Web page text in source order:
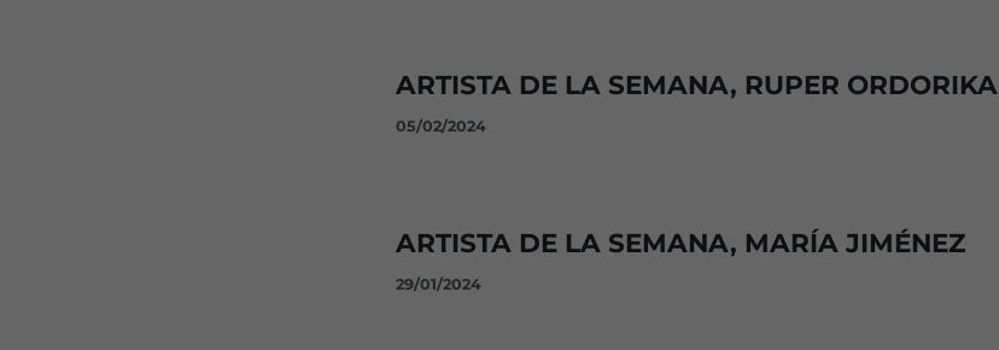
ARTISTA DE LA SEMANA, RUPER ORDORIKA
05/02/2024
ARTISTA DE LA SEMANA, MARÍA JIMÉNEZ
29/01/2024